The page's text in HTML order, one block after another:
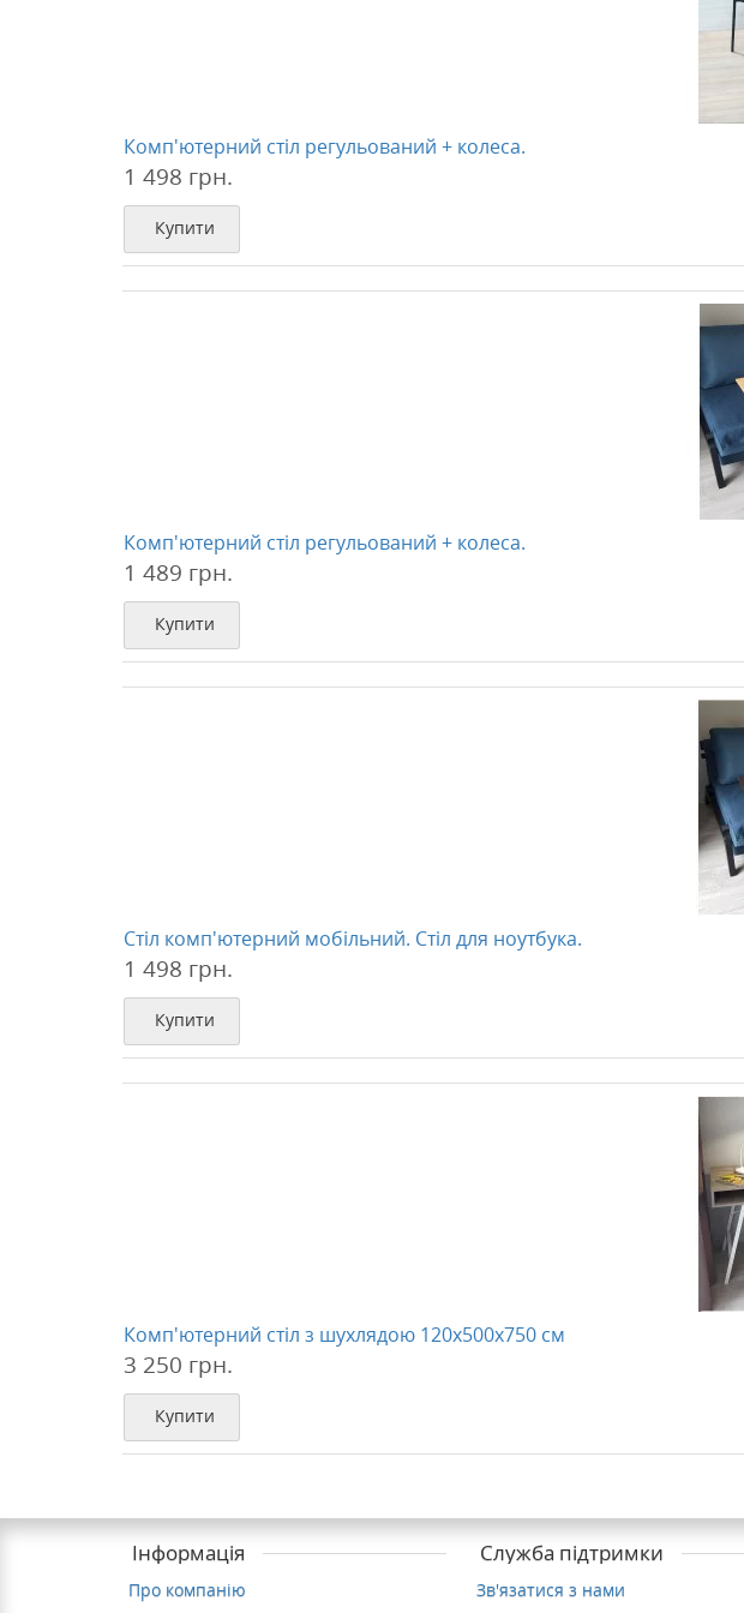
Комп'ютерний стіл регульований + колеса.
1 498 грн.
Купити
Комп'ютерний стіл регульований + колеса.
1 489 грн.
Купити
Стіл комп'ютерний мобільний. Стіл для ноутбука.
1 498 грн.
Купити
Комп'ютерний стіл з шухлядою 120х500х750 см
3 250 грн.
Купити
Інформація
Про компанію
Служба підтримки
Зв'язатися з нами